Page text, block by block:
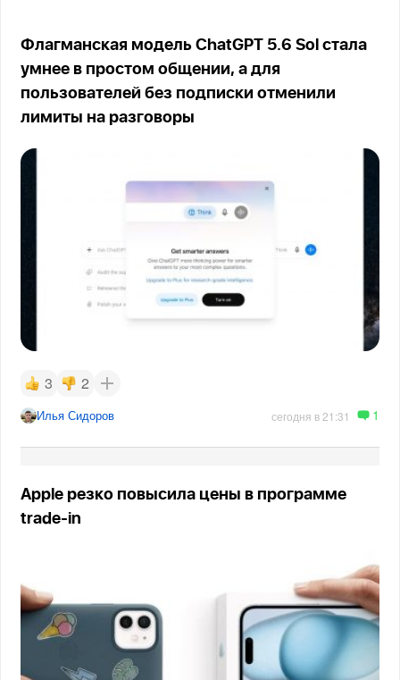
Флагманская модель ChatGPT 5.6 Sol стала
умнее в простом общении, а для
пользователей без подписки отменили
лимиты на разговоры
3 2
Илья Сидоров сегодня в 21:31 1
Apple резко повысила цены в программе
trade-in